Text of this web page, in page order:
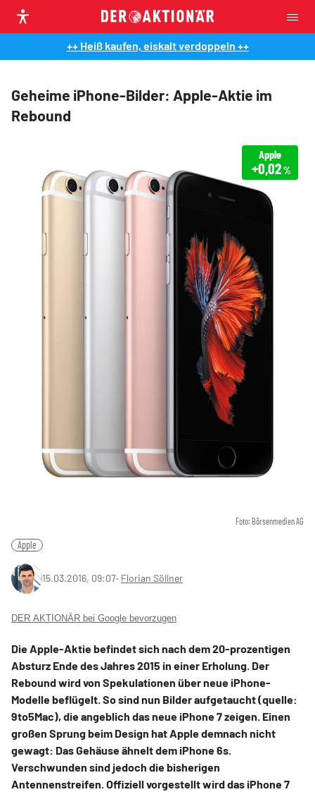
++ Heiß kaufen, eiskalt verdoppeln ++
Geheime iPhone-Bilder: Apple-Aktie im
Rebound
Foto: Börsenmedien AG
Apple
+0,02%
Apple
15.03.2016, 09:07‧ Florian Söllner
DER AKTIONÄR bei Google bevorzugen
Die Apple-Aktie befindet sich nach dem 20-prozentigen
Absturz Ende des Jahres 2015 in einer Erholung. Der
Rebound wird von Spekulationen über neue iPhone-
Modelle beflügelt. So sind nun Bilder aufgetaucht (quelle:
9to5Mac), die angeblich das neue iPhone 7 zeigen. Einen
großen Sprung beim Design hat Apple demnach nicht
gewagt: Das Gehäuse ähnelt dem iPhone 6s.
Verschwunden sind jedoch die bisherigen
Antennenstreifen. Offiziell vorgestellt wird das iPhone 7